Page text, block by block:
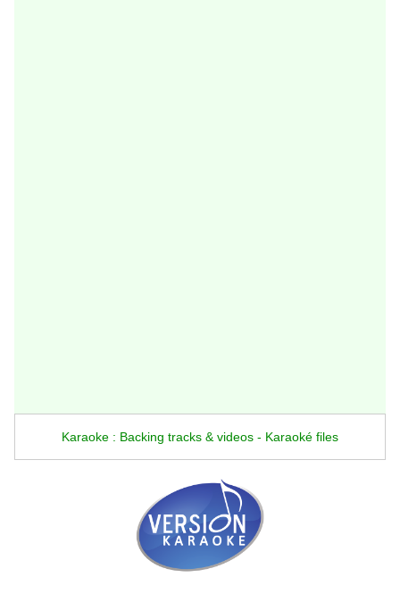
Karaoke : Backing tracks & videos - Karaoké files